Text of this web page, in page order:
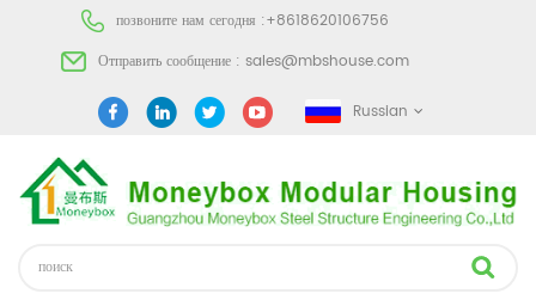
позвоните нам сегодня :+8618620106756
Отправить сообщение : sales@mbshouse.com
Russian